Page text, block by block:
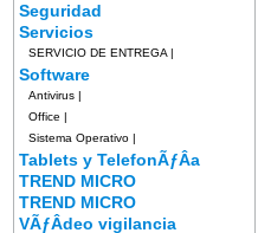
Seguridad
Servicios
SERVICIO DE ENTREGA |
Software
Antivirus |
Office |
Sistema Operativo |
Tablets y TelefonÃƒÂ­a
TREND MICRO
TREND MICRO
VÃƒÂ­deo vigilancia